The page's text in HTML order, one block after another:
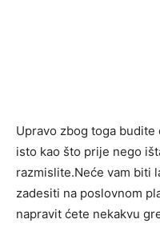
Upravo zbog toga
isto kao što prije nego
razmislite.Neće vam biti
zadesiti na poslovnom
napravit ćete nekakvu